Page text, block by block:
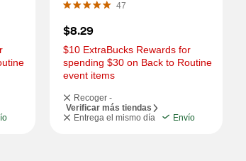
47
$8.29
$10 ExtraBucks Rewards for
spending $30 on Back to Routine
event items
Recoger -
Verificar más tiendas
Entrega el mismo día
Envío